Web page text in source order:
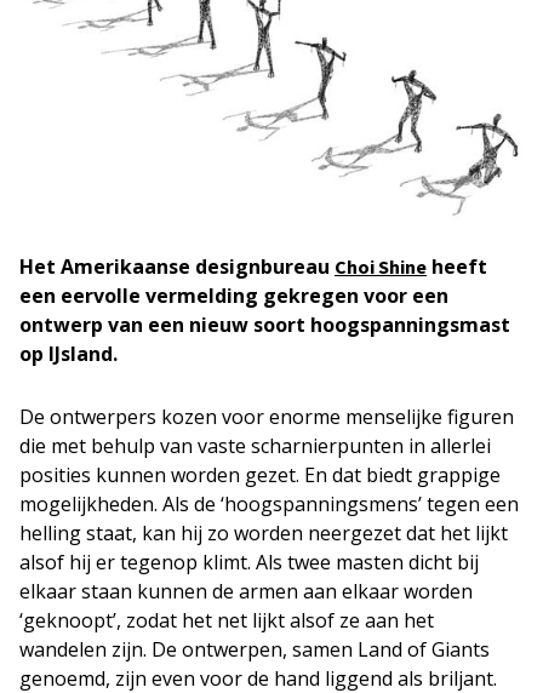
Het Amerikaanse designbureau Choi Shine heeft
een eervolle vermelding gekregen voor een
ontwerp van een nieuw soort hoogspanningsmast
op IJsland.
De ontwerpers kozen voor enorme menselijke figuren
die met behulp van vaste scharnierpunten in allerlei
posities kunnen worden gezet. En dat biedt grappige
mogelijkheden. Als de ‘hoogspanningsmens’ tegen een
helling staat, kan hij zo worden neergezet dat het lijkt
alsof hij er tegenop klimt. Als twee masten dicht bij
elkaar staan kunnen de armen aan elkaar worden
‘geknoopt’, zodat het net lijkt alsof ze aan het
wandelen zijn. De ontwerpen, samen Land of Giants
genoemd, zijn even voor de hand liggend als briljant.